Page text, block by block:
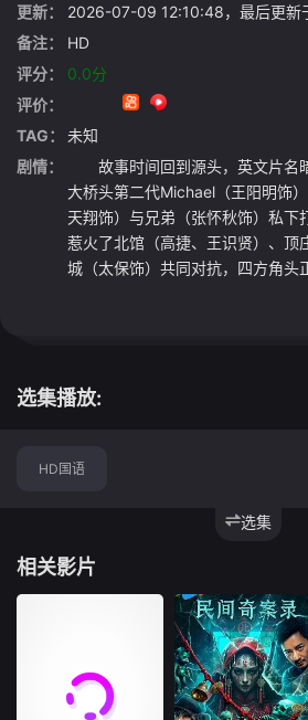
更新：
2026-07-09 12:10:48，最后更新
备注：
HD
评分：
0.0分
评价：
TAG：
未知
剧情：
故事时间回到源头，英文片名暗
大桥头第二代Michael（王阳明饰
天翔饰）与兄弟（张怀秋饰）私下
惹火了北馆（高捷、王识贤）、顶
城（太保饰）共同对抗，四方角头
选集播放:
选集
HD国语
相关影片